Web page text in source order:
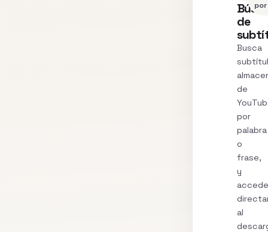
de
Busca
de
por
palabra
o
frase,
y
accede
al